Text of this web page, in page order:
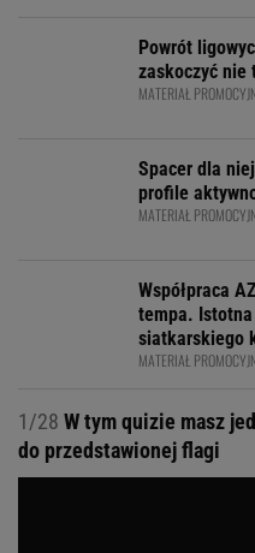
Powrót
zaskoczyć nie
MATERIAŁ
Spacer dla
profile
MATERIAŁ
Współpraca
tempa.
siatkarskiego
MATERIAŁ
1/28 W tym quizie masz
do przedstawionej flagi